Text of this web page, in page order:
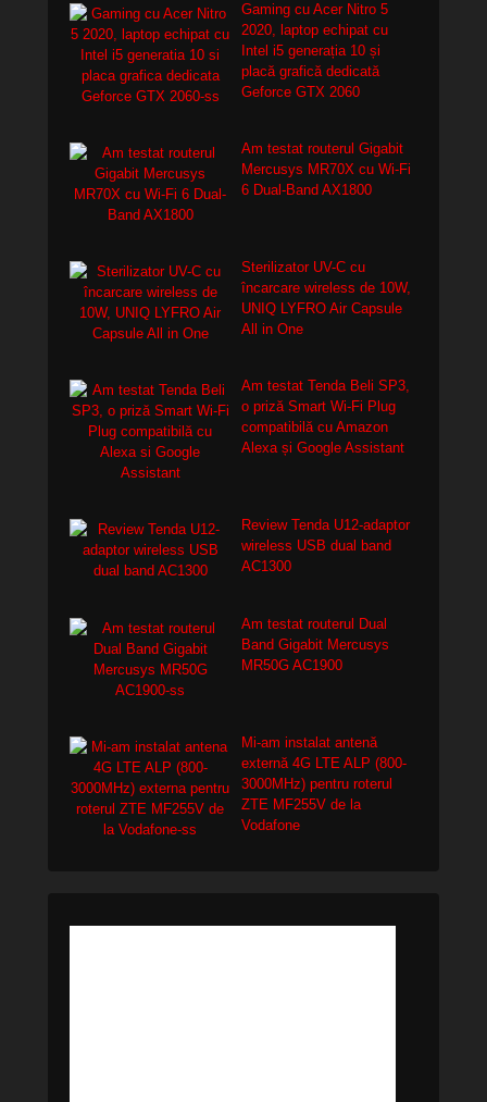
Gaming cu Acer Nitro 5
2020, laptop echipat cu
Intel i5 generația 10 și
placă grafică dedicată
Geforce GTX 2060
Am testat routerul Gigabit
Mercusys MR70X cu Wi-Fi
6 Dual-Band AX1800
Sterilizator UV-C cu
încarcare wireless de 10W,
UNIQ LYFRO Air Capsule
All in One
Am testat Tenda Beli SP3,
o priză Smart Wi-Fi Plug
compatibilă cu Amazon
Alexa și Google Assistant
Review Tenda U12-adaptor
wireless USB dual band
AC1300
Am testat routerul Dual
Band Gigabit Mercusys
MR50G AC1900
Mi-am instalat antenă
externă 4G LTE ALP (800-
3000MHz) pentru roterul
ZTE MF255V de la
Vodafone